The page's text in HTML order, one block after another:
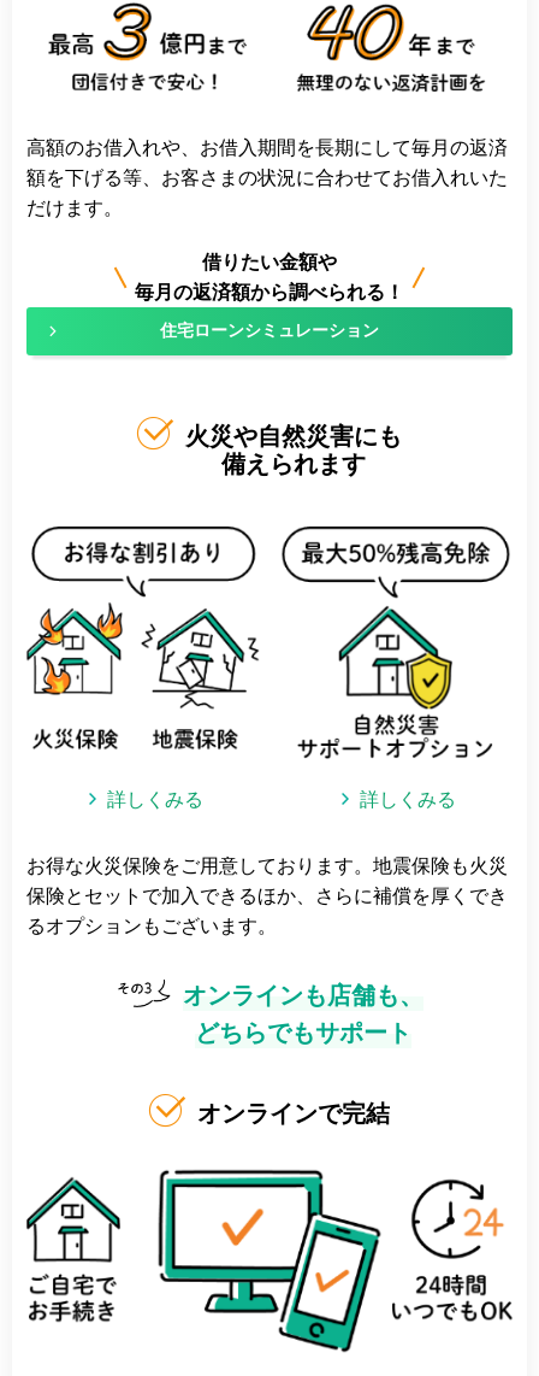
高額のお借入れや、お借入期間を長期にして毎月の返済
額を下げる等、お客さまの状況に合わせてお借入れいた
だけます。
借りたい金額や
毎月の返済額から調べられる！
住宅ローンシミュレーション
火災や自然災害にも
備えられます
詳しくみる 詳しくみる
お得な火災保険をご用意しております。地震保険も火災
保険とセットで加入できるほか、さらに補償を厚くでき
るオプションもございます。
オンラインも店舗も、
どちらでもサポート
オンラインで完結